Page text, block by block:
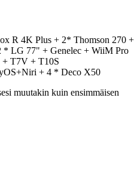
R 4K Plus + 2* Thomson 270 +
* LG 77" + Genelec + WiiM Pro
T7V + T10S
+ 4 * Deco X50
muutakin kuin ensimmäisen